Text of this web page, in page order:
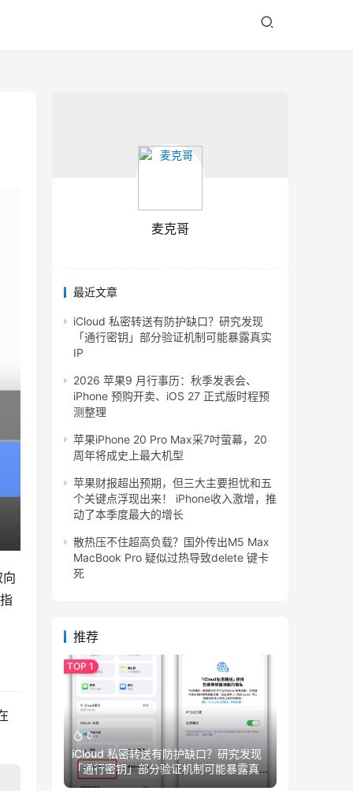
麦克哥
最近文章
iCloud 私密转送有防护缺口？研究发现
「通行密钥」部分验证机制可能暴露真实
IP
2026 苹果9 月行事历：秋季发表会、
iPhone 预购开卖、iOS 27 正式版时程预
测整理
苹果iPhone 20 Pro Max采7吋萤幕，20
周年将成史上最大机型
苹果财报超出预期，但三大主要担忧和五
个关键点浮现出来！ iPhone收入激增，推
动了本季度最大的增长
散热压不住超高负载？国外传出M5 Max
MacBook Pro 疑似过热导致delete 键卡
死
推荐
0
iCloud 私密转送有防护缺口？研究发现
「通行密钥」部分验证机制可能暴露真
实IP